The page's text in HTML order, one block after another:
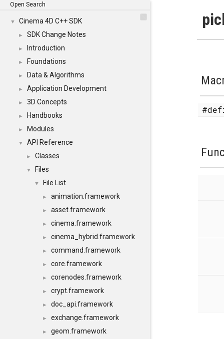
Open Search
▼ Cinema 4D C++ SDK
► SDK Change Notes
► Introduction
► Foundations
► Data & Algorithms
► Application Development
► 3D Concepts
► Handbooks
► Modules
▼ API Reference
► Classes
▼ Files
▼ File List
► animation.framework
► asset.framework
► cinema.framework
► cinema_hybrid.framework
► command.framework
► core.framework
► corenodes.framework
► crypt.framework
► doc_api.framework
► exchange.framework
► geom.framework